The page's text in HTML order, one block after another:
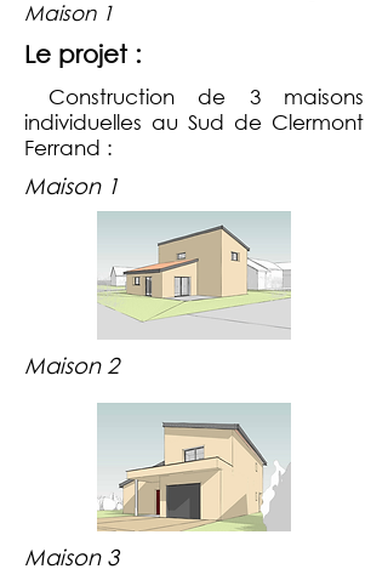
Maison 1
Le projet :
Construction de 3 maisons
individuelles au Sud de Clermont
Ferrand :
Maison 1
Maison 2
Maison 3